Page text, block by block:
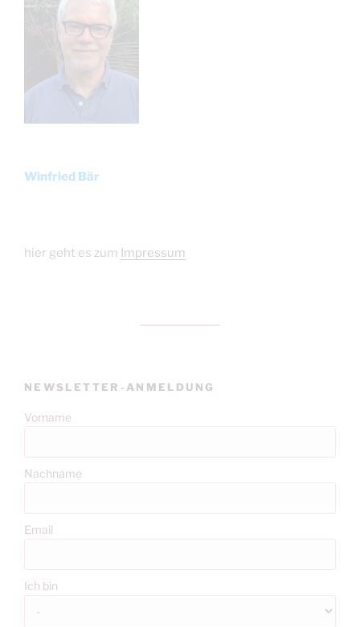
Winfried Bär
hier geht es zum Impressum
NEWSLETTER-ANMELDUNG
Vorname
Nachname
Email
Ich bin